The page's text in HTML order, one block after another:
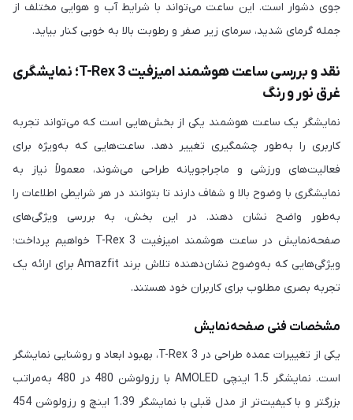
جوی دشوار است. این ساعت می‌تواند با شرایط آب و هوایی مختلف از
جمله گرمای شدید، سرمای زیر صفر و رطوبت بالا به خوبی کنار بیاید.
نقد و بررسی ساعت هوشمند امیزفیت T-Rex 3؛ نمایشگری
غرق نور و رنگ
نمایشگر یک ساعت هوشمند یکی از بخش‌هایی است که می‌تواند تجربه
کاربری را به‌طور چشمگیری تغییر دهد. ساعت‌هایی که به‌ویژه برای
فعالیت‌های ورزشی و ماجراجویانه طراحی می‌شوند، معمولاً نیاز به
نمایشگری با وضوح بالا و شفاف دارند تا بتوانند در هر شرایطی اطلاعات را
به‌طور واضح نشان دهند. در این بخش، به بررسی ویژگی‌های
صفحه‌نمایش در ساعت هوشمند امیزفیت T-Rex 3 خواهیم پرداخت؛
ویژگی‌هایی که به‌وضوح نشان‌دهنده تلاش برند Amazfit برای ارائه یک
تجربه بصری مطلوب برای کاربران خود هستند.
مشخصات فنی صفحه‌نمایش
یکی از تغییرات عمده طراحی در T-Rex 3، بهبود ابعاد و روشنایی نمایشگر
است. نمایشگر 1.5 اینچی AMOLED با رزولوشن 480 در 480 به‌مراتب
بزرگتر و با کیفیت‌تر از مدل قبلی با نمایشگر 1.39 اینچ و رزولوشن 454